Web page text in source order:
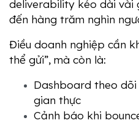
deliverability kéo dài vài
đến hàng trăm nghìn
Điều doanh nghiệp cần
thể gửi”, mà còn là:
Dashboard theo
gian thực
Cảnh báo khi